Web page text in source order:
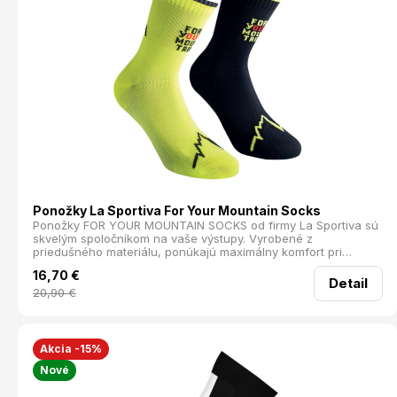
Ponožky La Sportiva For Your Mountain Socks
Ponožky FOR YOUR MOUNTAIN SOCKS od firmy La Sportiva sú
skvelým spoločníkom na vaše výstupy. Vyrobené z
priedušného materiálu, ponúkajú maximálny komfort pri
nosení. Technológia Q-Skin® s obsahom striebra zabezpečuje
rýchle schnutie a antibakteriálne vlastnosti, čo znamená, že si
môžete byť istí, že vaše nohy zostanú svieže aj pri dlhších
aktivitách. Dvojfarebné prevedenie ponožiek pridáva
Recyklovaný nylon, 5% Elastan
16,70 €
20,90€
Detail
Akcia -15%
Nové